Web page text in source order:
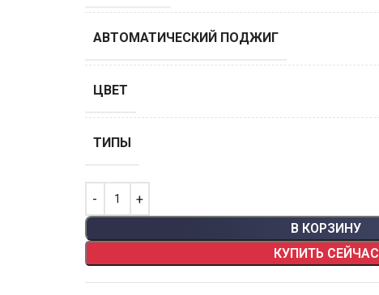
АВТОМАТИЧЕСКИЙ ПОДЖИГ
ЦВЕТ
ТИПЫ
В КОРЗИНУ
КУПИТЬ СЕЙЧАС